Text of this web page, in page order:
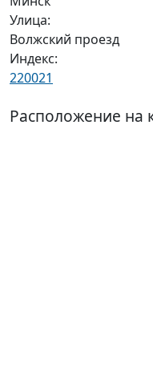
Улица:
Волжский проезд
Индекс:
220021
Расположение на